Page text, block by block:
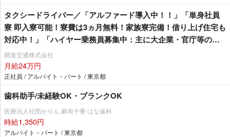
タクシードライバー／「アルファード導入中！！」「単身社員
寮 即入寮可能！寮費は3ヵ月無料！家族寮完備！借り上げ住宅も
対応中！」「ハイヤー乗務員募集中：主に大企業・官庁等のお
客様の送迎をお願い致します。羽田空港や成田空港への送迎が
メインとなります。」「女性ドライバーも在籍残業ほぼ無
し！」 東京無線加盟で安定収入！明るくて楽しい開進交通へ
開進交通株式会社
月給24万円
正社員 / アルバイト・パート / 東京都
歯科助手/未経験OK・ブランクOK
医療法人社団かりん 麻布十番 はな歯科
時給1,350円
アルバイト・パート / 東京都